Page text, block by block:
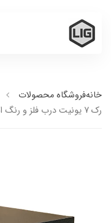
خانهفروشگاه محصولات
رک 7 یونیت درب فلز و رنگ استاتیک